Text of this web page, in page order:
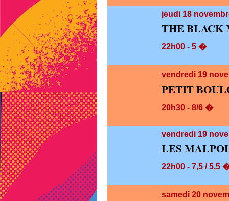
jeudi 18
THE BLACK
22h00 - 5 �
vendredi 19
PETIT
20h30 - 8/6 �
vendredi 19
LES
22h00 - 7,5 / 5,5
samedi 20